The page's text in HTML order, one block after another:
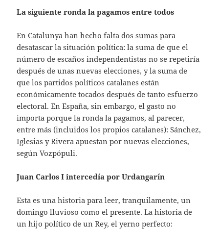
La siguiente ronda la pagamos entre todos
En Catalunya han hecho falta dos sumas para
desatascar la situación política: la suma de que el
número de escaños independentistas no se repetiría
después de unas nuevas elecciones, y la suma de
que los partidos políticos catalanes están
económicamente tocados después de tanto esfuerzo
electoral. En España, sin embargo, el gasto no
importa porque la ronda la pagamos, al parecer,
entre más (incluidos los propios catalanes): Sánchez,
Iglesias y Rivera apuestan por nuevas elecciones,
según Vozpópuli.
Juan Carlos I intercedía por Urdangarín
Esta es una historia para leer, tranquilamente, un
domingo lluvioso como el presente. La historia de
un hijo político de un Rey, el yerno perfecto: